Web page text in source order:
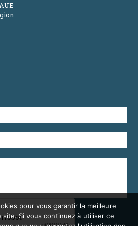
pour vous garantir la meilleure
Si vous continuez à utiliser ce